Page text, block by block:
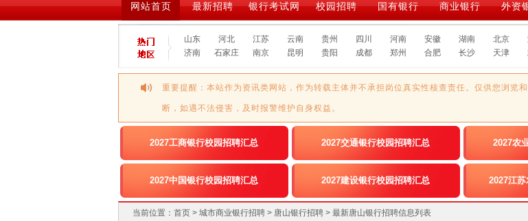
网站首页 最新招聘 银行考试网 校园招聘 国有银行 商业银行 外资
山东 河北 江苏 云南 贵州 四川 河南 安徽 湖南 北京
济南
石家庄 南京 昆明 贵阳 成都 郑州 合肥 长沙 天津
重要提醒：本站作为资讯类网站，作为转载主体并不承担岗位真实性核查责任。仅供您浏览
断，如遇不法侵害，及时报警维护自身权益。
2027工商银行校园招聘汇总 2027交通银行校园招聘汇总 2027农
2027中国银行校园招聘汇总 2027建设银行校园招聘汇总 2027江
当前位置： 首页 > 城市商业银行招聘 > 唐山银行招聘 > 最新唐山银行招聘信息列表